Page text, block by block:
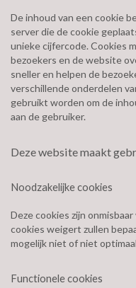
De inhoud van een cookie
server die de cookie
unieke cijfercode. Cookies
bezoekers en de website
sneller en helpen de
verschillende onderdelen
gebruikt worden om de
aan de gebruiker.
Deze website maakt
Noodzakelijke cookies
Deze cookies zijn
cookies weigert zullen
mogelijk niet of niet
Functionele cookies